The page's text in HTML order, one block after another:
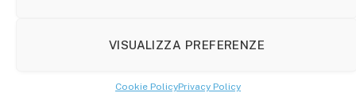
VISUALIZZA PREFERENZE
Cookie PolicyPrivacy Policy